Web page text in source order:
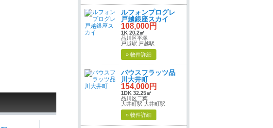
ルフォンプログレ
戸越銀座スカイ
108,000円
1K 20.2㎡
品川区平塚
戸越駅 戸越駅
» 物件詳細
バウスフラッツ品
川大井町
154,000円
1DK 32.25㎡
品川区二葉
大井町駅 大井町駅
» 物件詳細